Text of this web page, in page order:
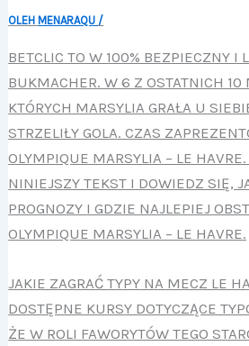
OLEH MENARAQU /
BETCLIC TO W 100% BEZPIECZNY I
BUKMACHER. W 6 Z OSTATNICH 10
KTÓRYCH MARSYLIA GRAŁA U
STRZELIŁY GOLA. CZAS
OLYMPIQUE MARSYLIA – LE HAVRE.
NINIEJSZY TEKST I DOWIEDZ SIĘ,
PROGNOZY I GDZIE NAJLEPIEJ
OLYMPIQUE MARSYLIA – LE HAVRE.
JAKIE ZAGRAĆ TYPY NA MECZ LE
DOSTĘPNE KURSY DOTYCZĄCE
ŻE W ROLI FAWORYTÓW TEGO